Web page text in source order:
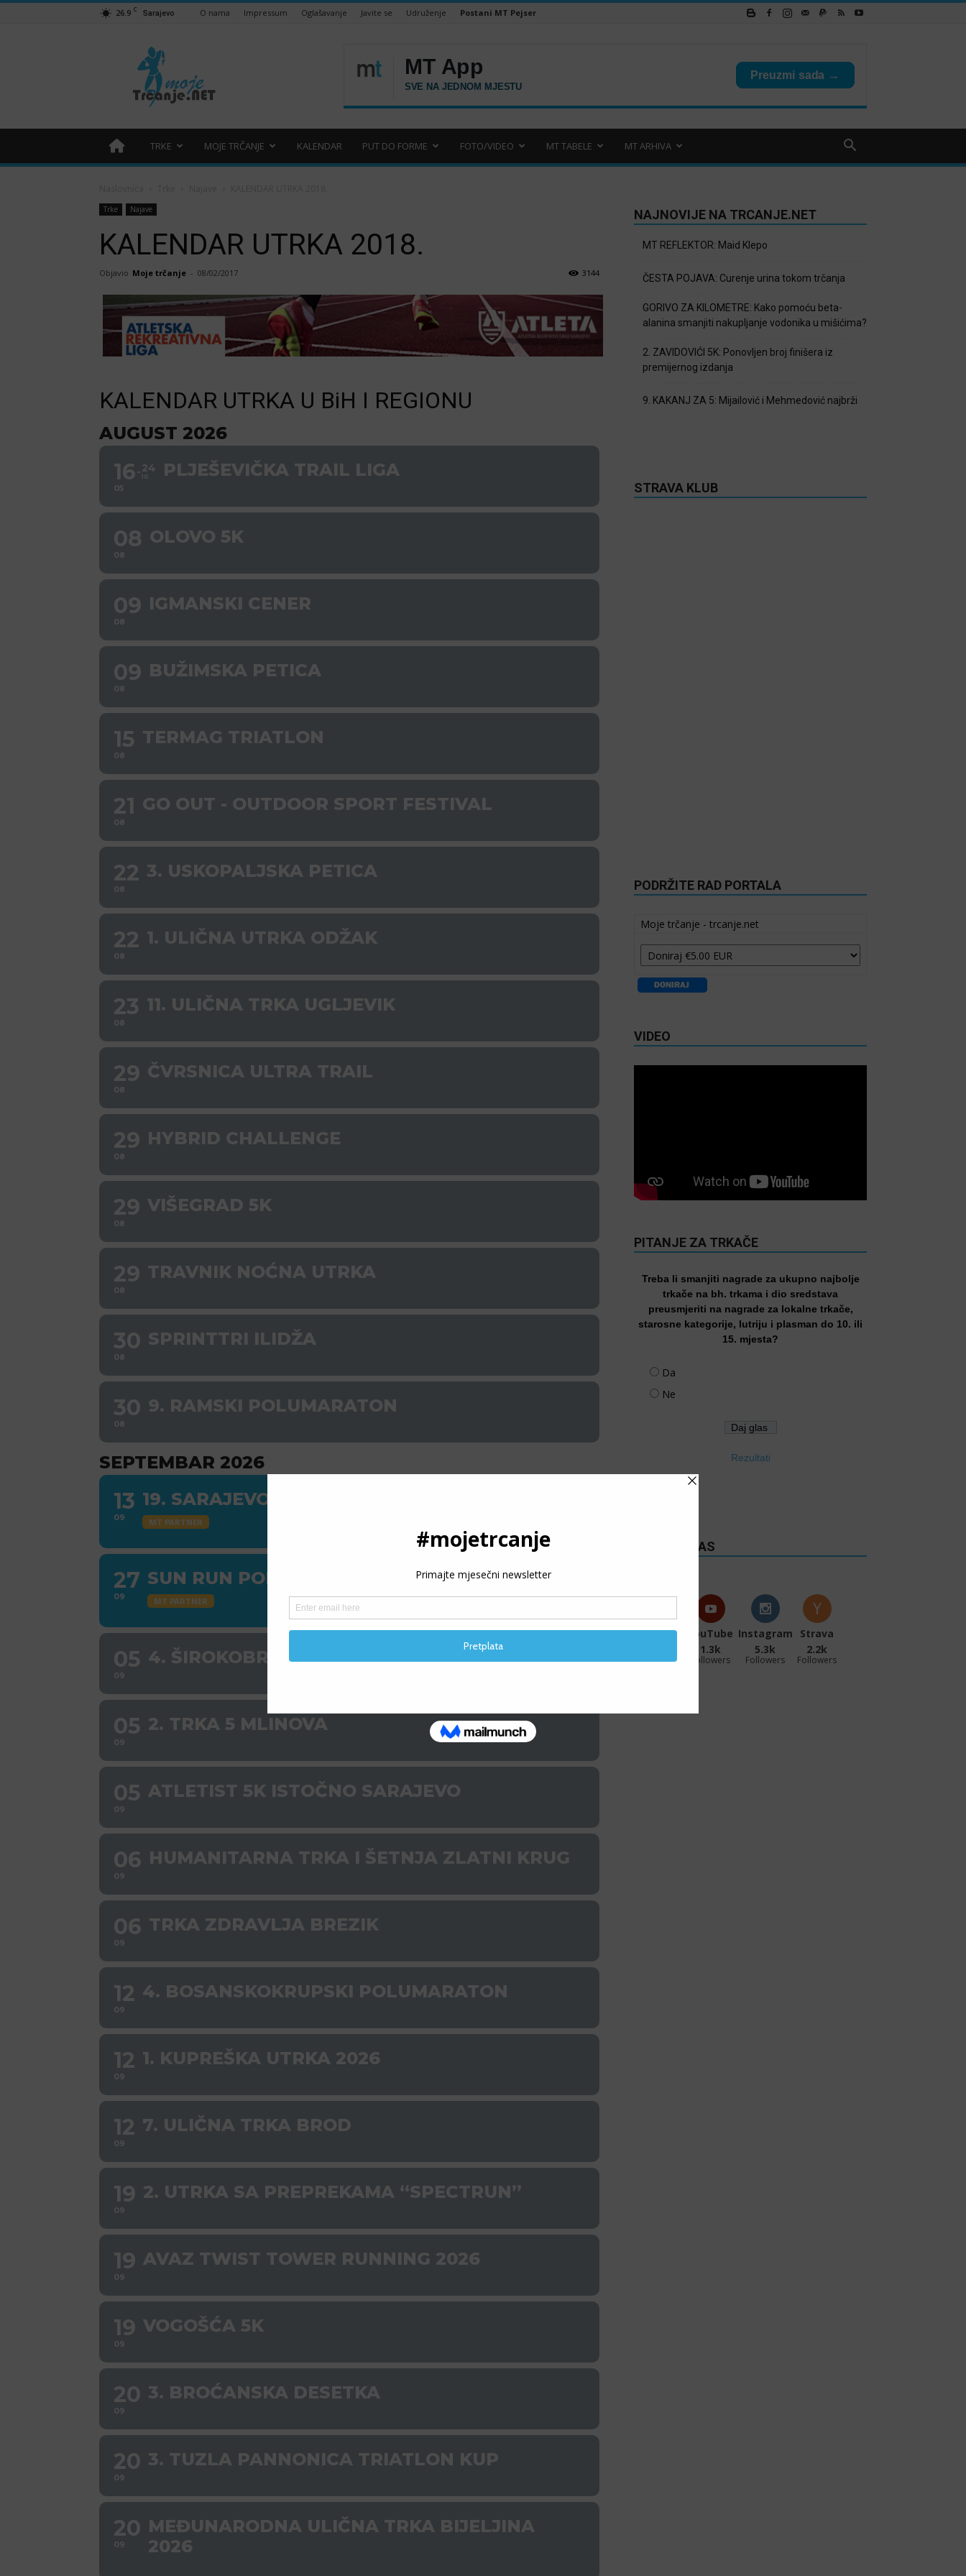
26.9 C Sarajevo O nama Impressum Oglašavanje Javite se Udruženje Postani MT Pejser
Moje
trčanje
trcanje.net
TRKE MOJE TRČANJE KALENDAR PUT DO FORME FOTO/VIDEO MT TABELE MT ARHIVA
Trke Najave
KALENDAR UTRKA 2018.
Objavio Moje trčanje - 08/02/2017 3144
KALENDAR UTRKA U BiH I REGIONU
AUGUST 2026
16
05
24
10 PLJEŠEVIČKA TRAIL LIGA
08
08
OLOVO 5K
09
08
IGMANSKI CENER
09
08
BUŽIMSKA PETICA
15
08
TERMAG TRIATLON
21
08
GO OUT - OUTDOOR SPORT FESTIVAL
22
08
3. USKOPALJSKA PETICA
22
08
1. ULIČNA UTRKA ODŽAK
23
08
11. ULIČNA TRKA UGLJEVIK
29
08
ČVRSNICA ULTRA TRAIL
29
08
HYBRID CHALLENGE
29
08
VIŠEGRAD 5K
29
08
TRAVNIK NOĆNA UTRKA
30
08
SPRINTTRI ILIDŽA
30
08
9. RAMSKI POLUMARATON
SEPTEMBAR 2026
13
09
19. SARAJEVO POLUMARATON
MT PARTNER
27
09
SUN RUN POLUMARATON TREBINJE
MT PARTNER
05
09
4. ŠIROKOBRIJEŠKA PETICA I KROS DUATLON
05
09
2. TRKA 5 MLINOVA
05
09
ATLETIST 5K ISTOČNO SARAJEVO
06
09
HUMANITARNA TRKA I ŠETNJA ZLATNI KRUG
06
09
TRKA ZDRAVLJA BREZIK
12
09
4. BOSANSKOKRUPSKI POLUMARATON
12
09
1. KUPREŠKA UTRKA 2026
12
09
7. ULIČNA TRKA BROD
19
09
2. UTRKA SA PREPREKAMA “SPECTRUN”
19
09
AVAZ TWIST TOWER RUNNING 2026
19
09
VOGOŠĆA 5K
20
09
3. BROĆANSKA DESETKA
20
09
3. TUZLA PANNONICA TRIATLON KUP
20
09
MEĐUNARODNA ULIČNA TRKA BIJELJINA
2026
NAJNOVIJE NA TRCANJE.NET
MT REFLEKTOR: Maid Klepo
ČESTA POJAVA: Curenje urina tokom trčanja
GORIVO ZA KILOMETRE: Kako pomoću beta-
alanina smanjiti nakupljanje vodonika u mišićima?
2. ZAVIDOVIĆI 5K: Ponovljen broj finišera iz
premijernog izdanja
9. KAKANJ ZA 5: Mijailović i Mehmedović najbrži
STRAVA KLUB
PODRŽITE RAD PORTALA
Moje trčanje - trcanje.net
VIDEO
PITANJE ZA TRKAČE
Treba li smanjiti nagrade za ukupno najbolje
trkače na bh. trkama i dio sredstava
preusmjeriti na nagrade za lokalne trkače,
starosne kategorije, lutriju i plasman do 10. ili
15. mjesta?
Da
Ne
Rezultati
PRATITE NAS
Facebook
Followers
YouTube
1.3k
Followers
Instagram
5.3k
Followers
Strava
2.2k
Followers